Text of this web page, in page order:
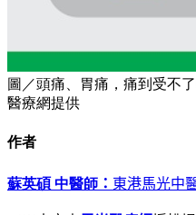
圖／頭痛、胃痛，痛到受不
醫療網提供
作者
蘇英碩 中醫師 ： 東港馬光中